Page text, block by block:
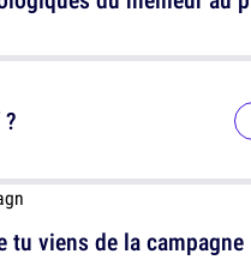
tu viens de la campagne